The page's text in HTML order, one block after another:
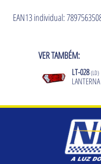
EAN13 individual:
VER TAMBÉM:
LT-028(LD)